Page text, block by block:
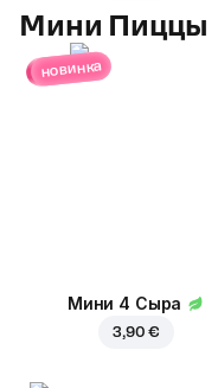
Мини Пиццы
новинка
Мини 4 Сыра
3,90 €